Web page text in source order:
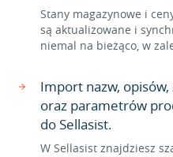
Stany magazynowe i
są aktualizowane i
niemal na bieżąco, w
Import nazw,
oraz parametrów
do Sellasist.
W Sellasist znajdziesz